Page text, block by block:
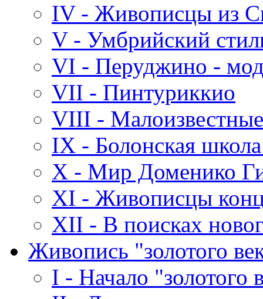
IV - Живописцы из
V - Умбрийский
VI - Перуджино -
VII - Пинтуриккио
VIII -
IX - Болонская
X - Мир Доменико
XI - Живописцы
XII - В поисках
Живопись "золотого
I - Начало "золотого